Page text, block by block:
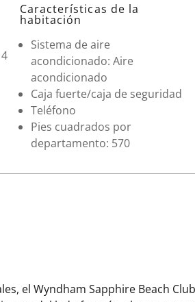
Características de la
habitación
Sistema de aire
acondicionado: Aire
acondicionado
Caja fuerte/caja de seguridad
Teléfono
Pies cuadrados por
departamento: 570
el Wyndham Sapphire Beach